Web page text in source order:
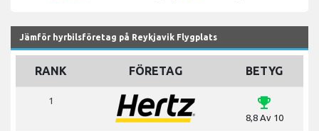
Jämför hyrbilsföretag på Reykjavik Flygplats
RANK FÖRETAG BETYG
1 emoji_events
8,8 Av 10